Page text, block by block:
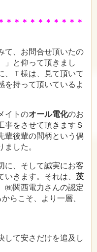
＊＊＊＊＊＊＊＊＊＊
て、お問合せ頂いたの
」と仰って頂きまし
、Ｔ様は、見て頂いて
を持って頂いているよ
イトのオール電化のお
事をさせて頂きますＳ
輩後輩の間柄という偶
した。
に、そして誠実にお客
きます。それは、 茨
㈱関西電力さんの認定
らこそ、より一層、
して安さだけを追及し